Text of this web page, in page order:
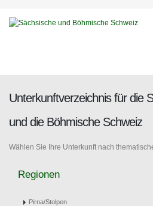
Unterkunftverzeichnis für die
und die Böhmische Schweiz
Wählen Sie Ihre Unterkunft nach
Regionen
Pirna/Stolpen